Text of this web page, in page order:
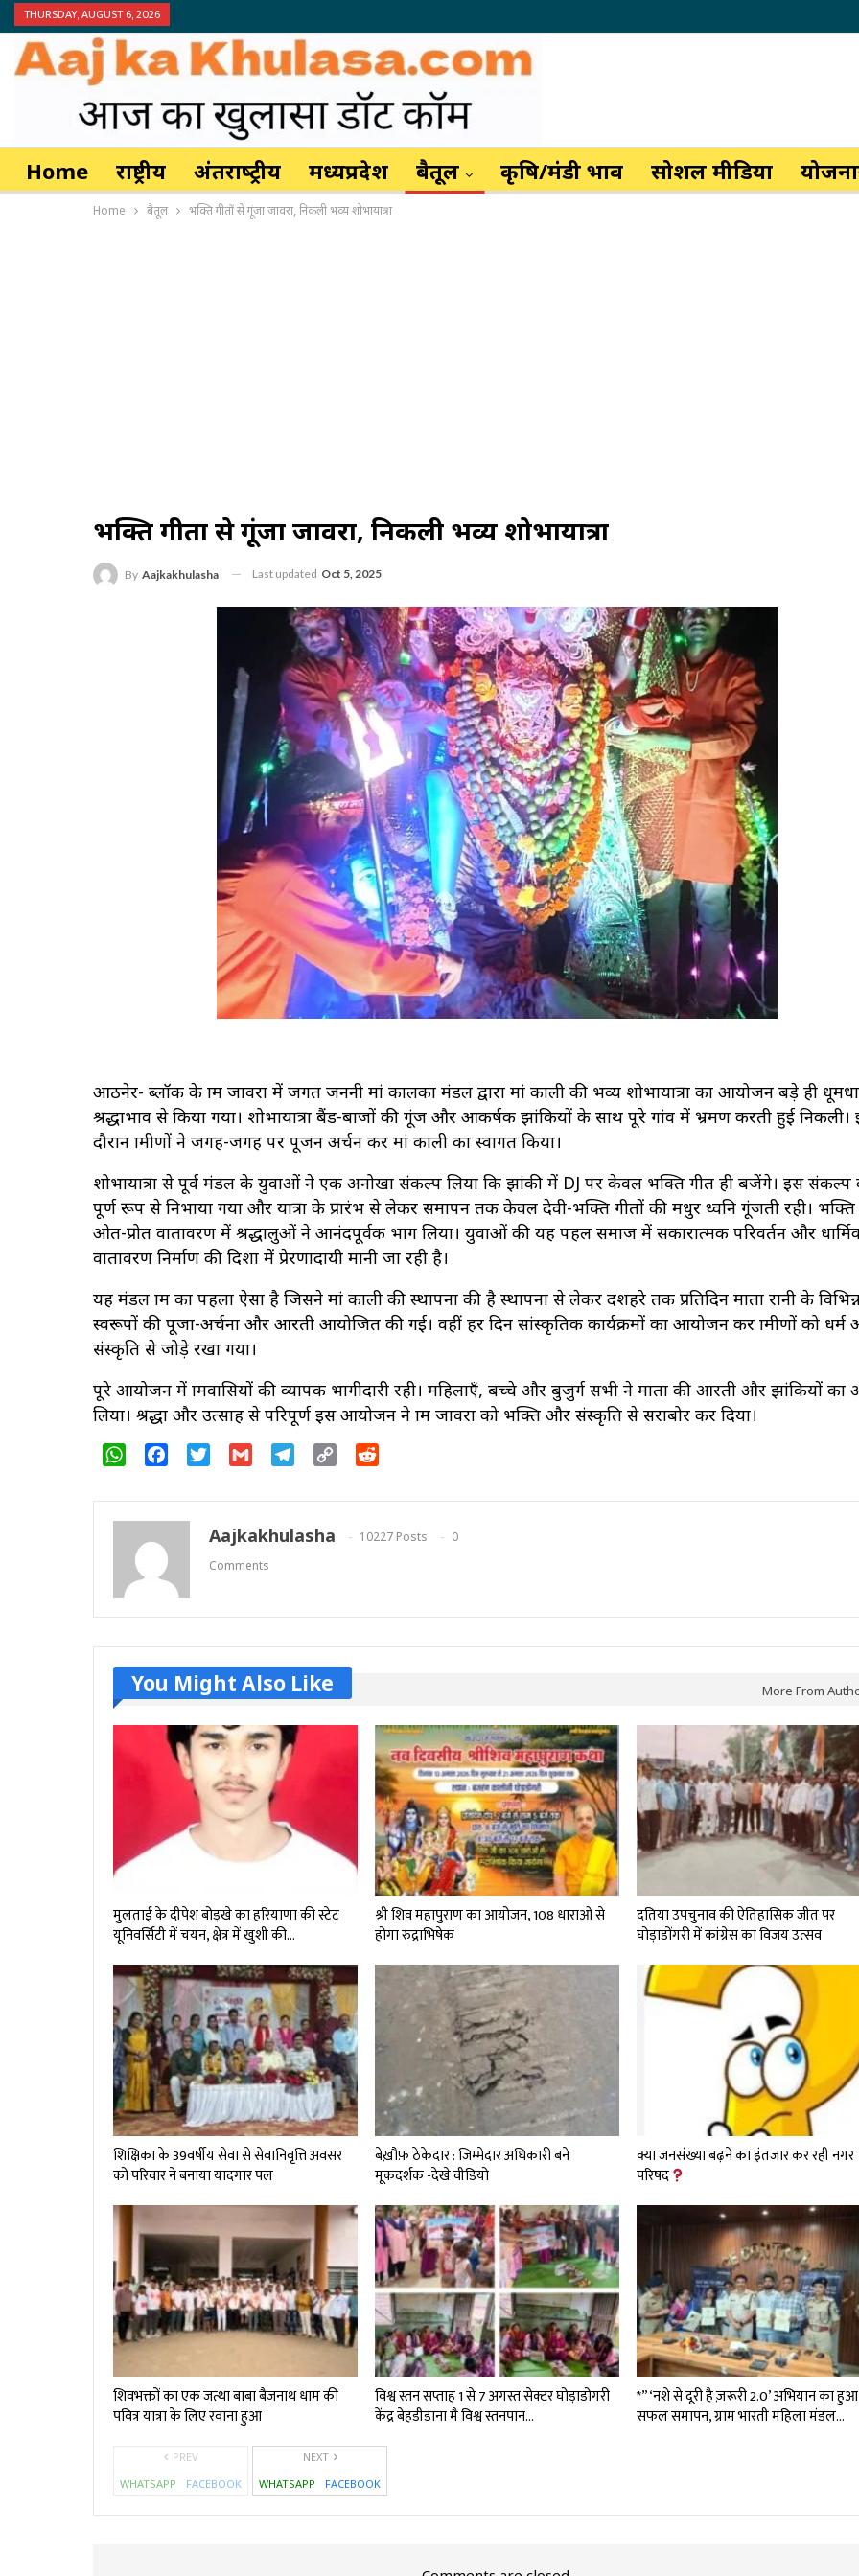
THURSDAY, AUGUST 6, 2026
Home राष्ट्रीय अंतर्राष्‍ट्रीय मध्यप्रदेश बैतूल कृषि/मंडी भाव सोशल मीडिया
Home बैतूल भक्ति गीतों से गूंजा जावरा, निकली भव्य शोभायात्रा
भक्ति गीतों से गूंजा जावरा, निकली भव्य शोभायात्रा
By Aajkakhulasha Last updated Oct 5, 2025
आठनेर- ब्लॉक के ग्राम जावरा में जगत जननी मां कालका मंडल द्वारा मां काली की भव्य शोभायात्रा का आयोजन बड़े ही
श्रद्धाभाव से किया गया। शोभायात्रा बैंड-बाजों की गूंज और आकर्षक झांकियों के साथ पूरे गांव में भ्रमण करती हुई निकली।
दौरान ग्रामीणों ने जगह-जगह पर पूजन अर्चन कर मां काली का स्वागत किया।
शोभायात्रा से पूर्व मंडल के युवाओं ने एक अनोखा संकल्प लिया कि झांकी में DJ पर केवल भक्ति गीत ही बजेंगे। इस संकल्प
पूर्ण रूप से निभाया गया और यात्रा के प्रारंभ से लेकर समापन तक केवल देवी-भक्ति गीतों की मधुर ध्वनि गूंजती रही।
ओत-प्रोत वातावरण में श्रद्धालुओं ने आनंदपूर्वक भाग लिया। युवाओं की यह पहल समाज में सकारात्मक परिवर्तन और
वातावरण निर्माण की दिशा में प्रेरणादायी मानी जा रही है।
यह मंडल ग्राम का पहला ऐसा है जिसने मां काली की स्थापना की है स्थापना से लेकर दशहरे तक प्रतिदिन माता रानी के
स्वरूपों की पूजा-अर्चना और आरती आयोजित की गई। वहीं हर दिन सांस्कृतिक कार्यक्रमों का आयोजन कर ग्रामीणों को धर्म
संस्कृति से जोड़े रखा गया।
पूरे आयोजन में ग्रामवासियों की व्यापक भागीदारी रही। महिलाएँ, बच्चे और बुजुर्ग सभी ने माता की आरती और झांकियों
लिया। श्रद्धा और उत्साह से परिपूर्ण इस आयोजन ने ग्राम जावरा को भक्ति और संस्कृति से सराबोर कर दिया।
WhatsAppFacebookTwitter Gmail Telegram
Copy
Aajkakhulasha 10227 Posts
0
Comments
You Might Also Like More From
मुलताई के दीपेश बोड़खे का हरियाणा की स्टेट
यूनिवर्सिटी में चयन, क्षेत्र में खुशी की…
श्री शिव महापुराण का आयोजन, 108 धाराओ से
होगा रुद्राभिषेक
दतिया उपचुनाव की ऐतिहासिक जीत पर
घोड़ाडोंगरी में कांग्रेस का विजय उत्सव
शिक्षिका के 39वर्षीय सेवा से सेवानिवृत्ति अवसर
को परिवार ने बनाया यादगार पल
बेख़ौफ़ ठेकेदार : जिम्मेदार अधिकारी बने
मूकदर्शक -देखे वीडियो
क्या जनसंख्या बढ़ने का इंतजार कर रही नगर
परिषद
शिवभक्तों का एक जत्था बाबा बैजनाथ धाम की
पवित्र यात्रा के लिए रवाना हुआ
विश्व स्तन सप्ताह 1 से 7 अगस्त सेक्टर घोड़ाडोगरी
केंद्र बेहडीडाना मै विश्व स्तनपान…
*”‘नशे से दूरी है ज़रूरी 2.0’ अभियान का हुआ
सफल समापन, ग्राम भारती महिला मंडल…
PREV
WHATSAPP
FACEBOOK
NEXT
WHATSAPP
FACEBOOK